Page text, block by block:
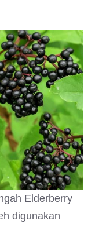
Elderberry
digunakan